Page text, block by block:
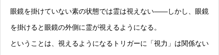
眼鏡を掛けていない素の状態では霊は視えない——しかし、眼鏡
を掛けると眼鏡の外側に霊が視えるようになる。
ということは、視えるようになるトリガーに「視力」は関係ない